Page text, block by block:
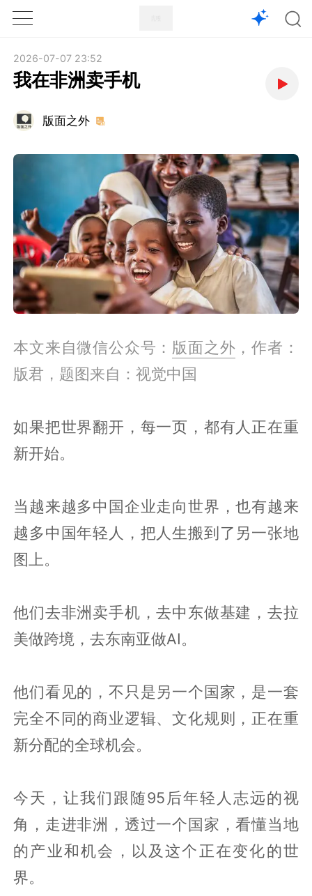
1X
2026-07-07 23:52
我在非洲卖手机
版面之外
本文来自微信公众号： 版面之外 ，作者：
版君，题图来自：视觉中国
如果把世界翻开，每一页，都有人正在重
新开始。
当越来越多中国企业走向世界，也有越来
越多中国年轻人，把人生搬到了另一张地
图上。
他们去非洲卖手机，去中东做基建，去拉
美做跨境，去东南亚做AI。
他们看见的，不只是另一个国家，是一套
完全不同的商业逻辑、文化规则，正在重
新分配的全球机会。
今天，让我们跟随95后年轻人志远的视
角，走进非洲，透过一个国家，看懂当地
的产业和机会，以及这个正在变化的世
界。